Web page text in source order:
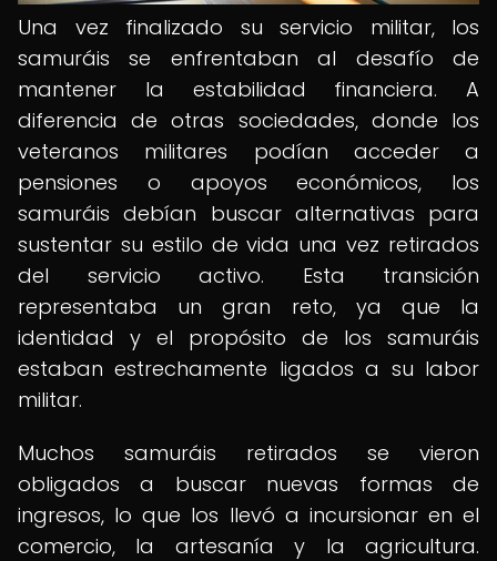
Una vez finalizado su servicio militar, los
samuráis se enfrentaban al desafío de
mantener la estabilidad financiera. A
diferencia de otras sociedades, donde los
veteranos militares podían acceder a
pensiones o apoyos económicos, los
samuráis debían buscar alternativas para
sustentar su estilo de vida una vez retirados
del servicio activo. Esta transición
representaba un gran reto, ya que la
identidad y el propósito de los samuráis
estaban estrechamente ligados a su labor
militar.
Muchos samuráis retirados se vieron
obligados a buscar nuevas formas de
ingresos, lo que los llevó a incursionar en el
comercio, la artesanía y la agricultura.